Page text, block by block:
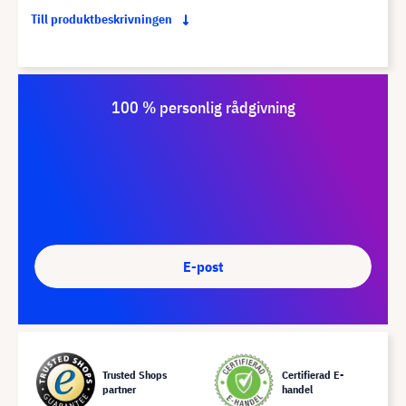
Till produktbeskrivningen
100 % personlig rådgivning
E-post
Trusted Shops
partner
Certifierad E-
handel